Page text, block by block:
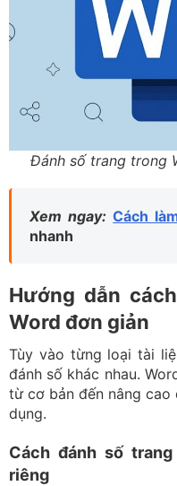
Đánh số trang trong
Xem ngay:Cách
nhanh
Hướng dẫn
Word đơn giản
Tùy vào từng loại tài
đánh số khác nhau.
từ cơ bản đến nâng
dụng.
Cách đánh số
riêng